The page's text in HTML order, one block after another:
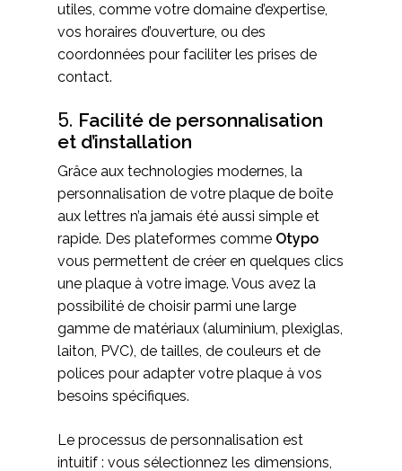
utiles, comme votre domaine d’expertise,
vos horaires d’ouverture, ou des
coordonnées pour faciliter les prises de
contact.
5. Facilité de personnalisation
et d’installation
Grâce aux technologies modernes, la
personnalisation de votre plaque de boîte
aux lettres n’a jamais été aussi simple et
rapide. Des plateformes comme Otypo
vous permettent de créer en quelques clics
une plaque à votre image. Vous avez la
possibilité de choisir parmi une large
gamme de matériaux (aluminium, plexiglas,
laiton, PVC), de tailles, de couleurs et de
polices pour adapter votre plaque à vos
besoins spécifiques.
Le processus de personnalisation est
intuitif : vous sélectionnez les dimensions,